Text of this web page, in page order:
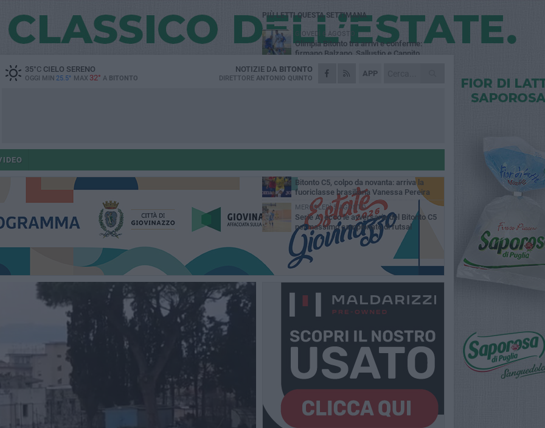
35°CCIELO SERENO
OGGI MIN 25.5° MAX 32° A BITONTO
APP
NOTIZIE DA BITONTO
DIRETTORE ANTONIO QUINTO
PIÙ LETTI QUESTA SETTIMANA
GIOVEDÌ 6 AGOSTO
Olimpia Bitonto tra arrivi e conferme:
firmano Balzano, Sallustio e Cannito
LUNEDÌ 3 AGOSTO
Bitonto C5, mercato senza sosta: arriva
Cresce la febbre neroverde: al via il
GIOVEDÌ 6 AGOSTO
Bitonto C5, colpo da novanta: arriva la
fuoriclasse brasiliana Vanessa Pereira
MERCOLEDÌ 5 AGOSTO
Serie A, ecco le avversarie del Bitonto C5
nel massimo campionato di futsal
femminile